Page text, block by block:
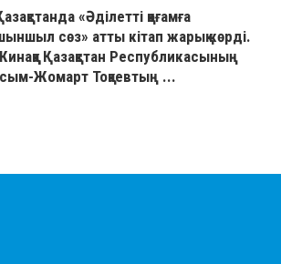
«Әділетті қоғамға
сөз» атты кітап жарық көрді.
Қазақстан Республикасының
Жомарт Тоқаевтың ...